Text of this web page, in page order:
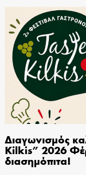
Διαγωνισμός
Kilkis” 2026
διασημόπιτα!